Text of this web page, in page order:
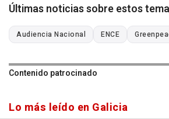
Últimas noticias sobre estos
Audiencia Nacional ENCE
Contenido patrocinado
Lo más leído en Galicia